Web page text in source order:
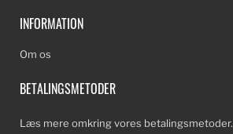
INFORMATION
Om os
BETALINGSMETODER
Læs mere omkring vores betalingsmetoder.